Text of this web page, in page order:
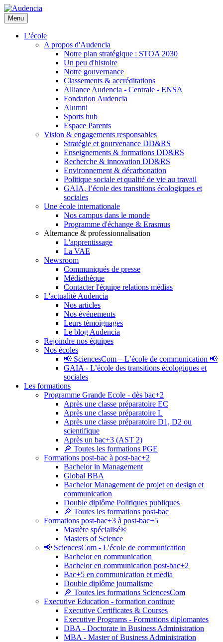
Aller
au
contenu
principal
Menu
L'école
A propos d'Audencia
Notre plan stratégique : STOA 2030
Un peu d'histoire
Notre gouvernance
Classements & accréditations
Alliance Audencia - Centrale - ENSA
Fondation Audencia
Alumni
Sports hub
Espace Parents
Vision & engagements responsables
Stratégie et gourvenance DD&RS
Enseignements & formations DD&RS
Recherche & innovation DD&RS
Environnement & décarbonation
Politique sociale et qualité de vie au travail
GAIA, l’école des transitions écologiques et
sociales
Une école internationale
Nos campus dans le monde
Programme d'échange & Erasmus
Alternance & professionnalisation
L'apprentissage
La VAE
Newsroom
Communiqués de presse
Médiathèque
Contacter l'équipe relations médias
L'actualité Audencia
Nos articles
Nos événements
Leurs témoignages
Le blog Audencia
Rejoindre nos équipes
Nos écoles
📢 SciencesCom – L’école de communication 📢
GAIA - L’école des transitions écologiques et
sociales
Les formations
Programme Grande Ecole - dès bac+2
Après une classe préparatoire EC
Après une classe préparatoire L
Après une classe préparatoire D1, D2 ou
scientifique
Après un bac+3 (AST 2)
🔎 Toutes les formations PGE
Formations post-bac à post-bac+2
Bachelor in Management
Global BBA
Bachelor Management de projet en design et
communication
Double diplôme Politiques publiques
🔎 Toutes les formations post-bac
Formations post-bac+3 à post-bac+5
Mastère spécialisé®
Masters of Science
📢 SciencesCom - L'école de communication
Bachelor en communication
Bachelor en communication post-bac+2
Bac+5 en communication et media
Double diplôme journalisme
🔎 Toutes les formations SciencesCom
Executive Education - formation continue
Executive Certificates & Courses
Executive Programs - Formations diplomantes
DBA - Doctorate in Business Administration
MBA - Master of Business Administration